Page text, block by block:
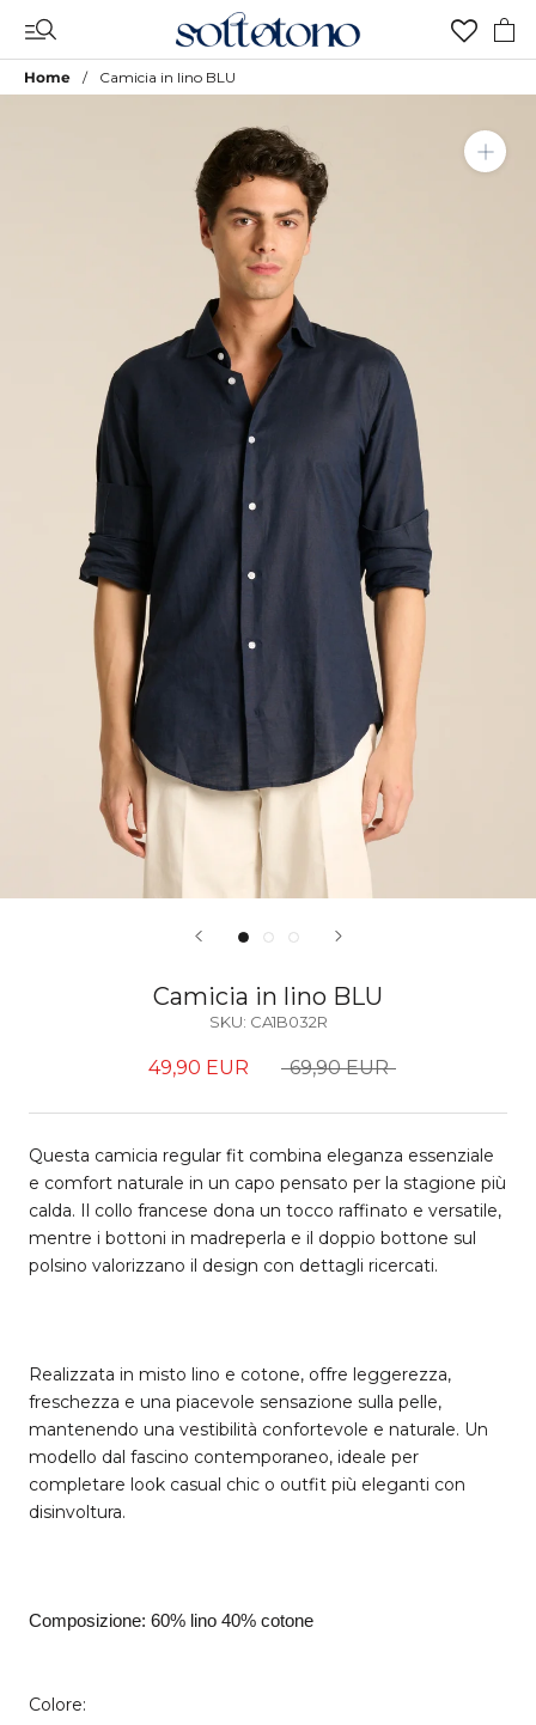
contenuto
Home Camicia in lino BLU
Aggiungi a Lista Desideri
Camicia in lino BLU
SKU: CA1B032R
49,90 EUR 69,90 EUR
Questa camicia regular fit combina eleganza essenziale
e comfort naturale in un capo pensato per la stagione più
calda. Il collo francese dona un tocco raffinato e versatile,
mentre i bottoni in madreperla e il doppio bottone sul
polsino valorizzano il design con dettagli ricercati.
Realizzata in misto lino e cotone, offre leggerezza,
freschezza e una piacevole sensazione sulla pelle,
mantenendo una vestibilità confortevole e naturale. Un
modello dal fascino contemporaneo, ideale per
completare look casual chic o outfit più eleganti con
disinvoltura.
Composizione: 60% lino 40% cotone
Colore: